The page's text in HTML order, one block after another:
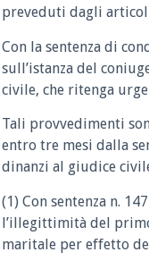
preveduti dagli
Con la sentenza di
sull’istanza del
civile, che ritenga
Tali provvedimenti
entro tre mesi dalla
dinanzi al giudice
(1) Con sentenza n.
l’illegittimità del
maritale per effetto